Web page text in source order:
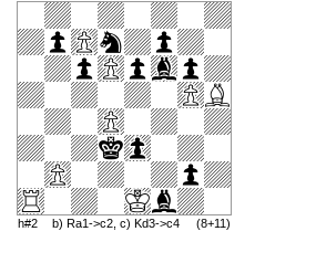
h#2 b) Ra1->c2, c) Kd3->c4 (8+11)